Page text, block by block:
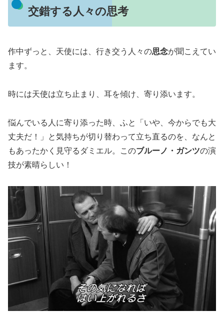
交錯する人々の思考
作中ずっと、天使には、行き交う人々の思念が聞こえてい
ます。
時には天使は立ち止まり、耳を傾け、寄り添います。
悩んでいる人に寄り添った時、ふと「いや、今からでも大
丈夫だ！」と気持ちが切り替わって立ち直るのを、なんと
もあったかく見守るダミエル。このブルーノ・ガンツの演
技が素晴らしい！